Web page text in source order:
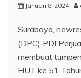
Januari 8, 2024
Surabaya,
(DPC) PDI
membuat
HUT ke 51